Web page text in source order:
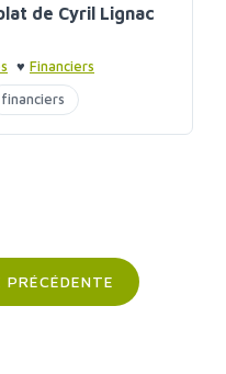
de Cyril Lignac
♥ Financiers
financiers